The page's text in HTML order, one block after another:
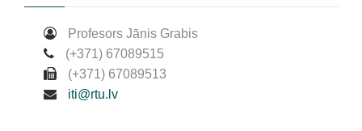
Profesors Jānis Grabis
(+371) 67089515
(+371) 67089513
iti@rtu.lv